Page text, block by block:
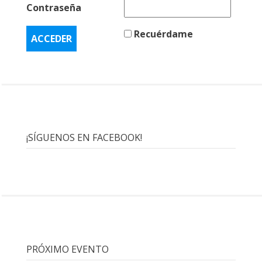
Contraseña
Recuérdame
¡SÍGUENOS EN FACEBOOK!
PRÓXIMO EVENTO